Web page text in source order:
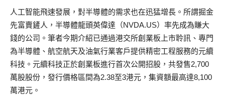
人工智能飛速發展，對半導體的需求也在迅猛增長。所謂掘金
先富賣鏟人，半導體龍頭英偉達（NVDA.US）率先成為賺大
錢的公司。筆者今期介紹已通過港交所創業板上市聆訊、專門
為半導體、航空航天及油氣行業客戶提供精密工程服務的元續
科技。元續科技正於創業板進行首次公開招股，共發售2,700
萬股股份，發行價格區間為2.38至3港元，集資額最高達8,100
萬港元。